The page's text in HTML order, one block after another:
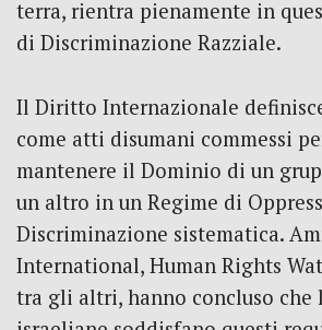
terra, rientra pienamente in
di Discriminazione Razziale.
Il Diritto Internazionale
come atti disumani commessi
mantenere il Dominio di un
un altro in un Regime di
Discriminazione sistematica.
International, Human Rights
tra gli altri, hanno concluso che